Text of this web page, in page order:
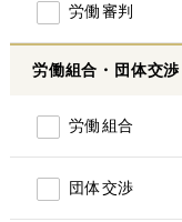
労働審判
労働組合・団体交渉
労働組合
団体交渉